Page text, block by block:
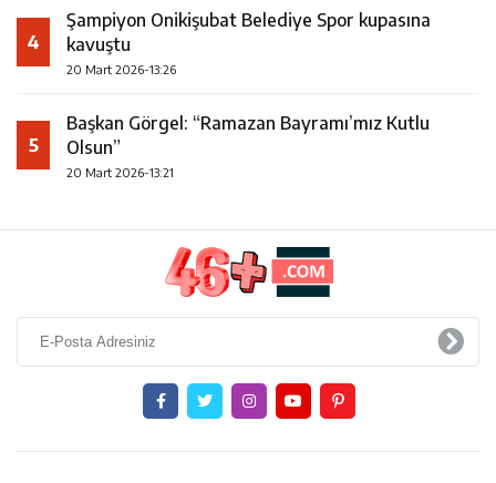
4
Şampiyon Onikişubat Belediye Spor kupasına
kavuştu
20 Mart 2026-13:26
5
Başkan Görgel: “Ramazan Bayramı’mız Kutlu
Olsun”
20 Mart 2026-13:21